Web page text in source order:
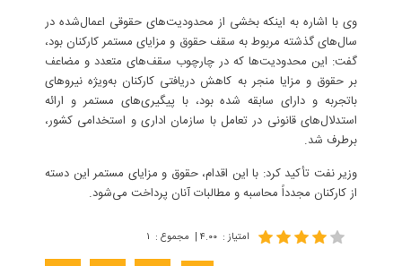
وی با اشاره به اینکه بخشی از محدودیت‌های حقوقی اعمال‌شده در
سال‌های گذشته مربوط به سقف حقوق و مزایای مستمر کارکنان بود،
گفت: این محدودیت‌ها که در چارچوب سقف‌های متعدد و مضاعف
بر حقوق و مزایا منجر به کاهش دریافتی کارکنان به‌ویژه نیروهای
باتجربه و دارای سابقه شده بود، با پیگیری‌های مستمر و ارائه
استدلال‌های قانونی در تعامل با سازمان اداری و استخدامی کشور،
برطرف شد.
وزیر نفت تأکید کرد: با این اقدام، حقوق و مزایای مستمر این دسته
از کارکنان مجدداً محاسبه و مطالبات آنان پرداخت می‌شود.
امتیاز: ۴.۰۰ | مجموع : ۱